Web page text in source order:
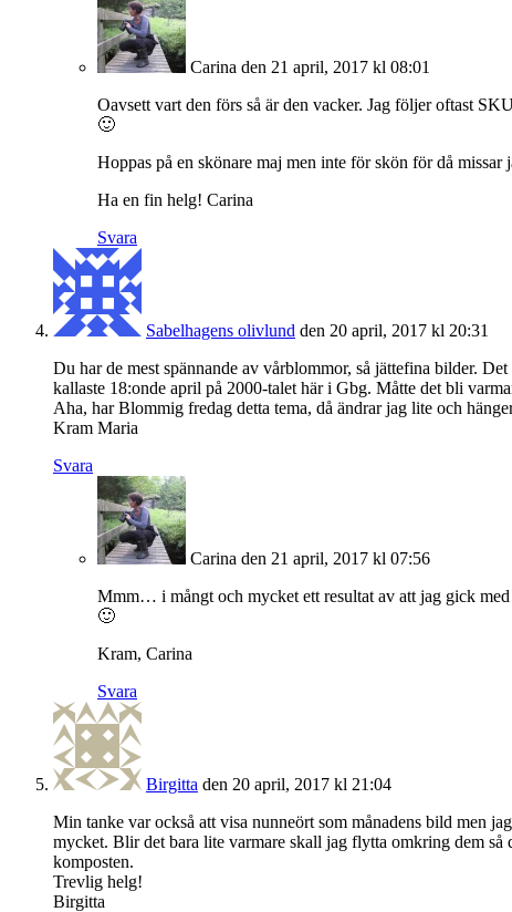
Carina den 21 april, 2017 kl 08:01
Oavsett vart den förs så är den vacker. Jag följer oftast
🙂
Hoppas på en skönare maj men inte för skön för då
Ha en fin helg! Carina
Svara
Sabelhagens olivlund den 20 april, 2017 kl 20:31
Du har de mest spännande av vårblommor, så jättefina bilder.
kallaste 18:onde april på 2000-talet här i Gbg. Måtte det bli
Aha, har Blommig fredag detta tema, då ändrar jag lite och
Kram Maria
Svara
Carina den 21 april, 2017 kl 07:56
Mmm… i mångt och mycket ett resultat av att jag gick
🙂
Kram, Carina
Svara
Birgitta den 20 april, 2017 kl 21:04
Min tanke var också att visa nunneört som månadens bild men
mycket. Blir det bara lite varmare skall jag flytta omkring dem så
komposten.
Trevlig helg!
Birgitta